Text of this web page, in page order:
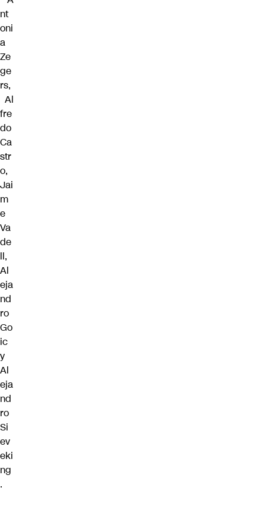
nt
oni
a
Ze
ge
rs,
Al
fre
do
Ca
str
o,
Jai
m
e
Va
de
ll,
Al
eja
nd
ro
Go
ic
y
Al
eja
nd
ro
Si
ev
eki
ng
.